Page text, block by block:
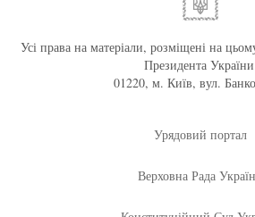
Усі права на матеріали, розміщені на
Президента
01220, м. Київ, вул.
Урядовий портал
Верховна Рада